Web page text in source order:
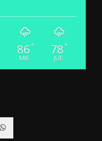
86 °
MIE
78 °
JUE